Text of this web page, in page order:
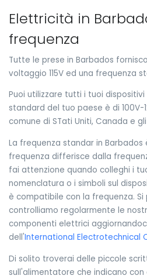
Elettricità in
frequenza
Tutte le prese in Barbados
voltaggio 115V ed una frequenza
Puoi utilizzare tutti i tuoi
standard del tuo paese è di 100V-
comune di STati Uniti, Canada e
La frequenza standar in Barbados
frequenza differisce dalla
fai attenzione quando colleghi i
nomenclatura o i simboli sul
è compatibile con la frequenza.
controlliamo regolarmente le
componenti elettrici
dell'International Electrotechnical
Di solito troverai delle piccole
sull'alimentatore che indicano